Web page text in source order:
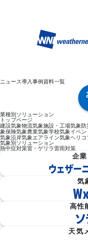
ニュース導入事例資料一覧
業種別ソリューション
トップページ
建設気象物流気象施設・工場気象防
象保険気象農業気象学校気象イベン
気象沿岸気象エアライン気象ヘリコ
気象別ソリューション
熱中症対策雷・ゲリラ雷雨対策
企
気
高性
天気